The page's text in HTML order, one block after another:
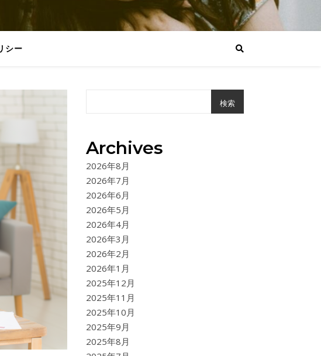
シー
検索
Archives
2026年8月
2026年7月
2026年6月
2026年5月
2026年4月
2026年3月
2026年2月
2026年1月
2025年12月
2025年11月
2025年10月
2025年9月
2025年8月